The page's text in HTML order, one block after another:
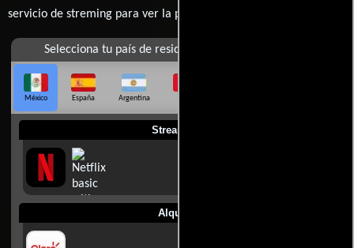
servicio de streming para ver la películas.
Selecciona tu país de residencia
México España Argentina
Streaming
Alquilar